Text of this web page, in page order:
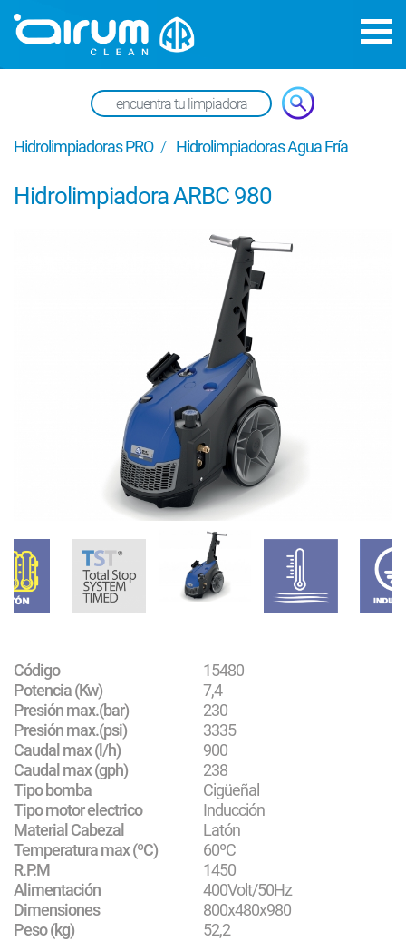
Hidrolimpiadoras PRO Hidrolimpiadoras Agua Fría
Hidrolimpiadora ARBC 980
Código
15480
Potencia (Kw)
7,4
Presión max.(bar)
230
Presión max.(psi)
3335
Caudal max (l/h)
900
Caudal max (gph)
238
Tipo bomba
Cigüeñal
Tipo motor electrico
Inducción
Material Cabezal
Latón
Temperatura max (ºC)
60ºC
R.P.M
1450
Alimentación
400Volt/50Hz
Dimensiones
800x480x980
Peso (kg)
52,2